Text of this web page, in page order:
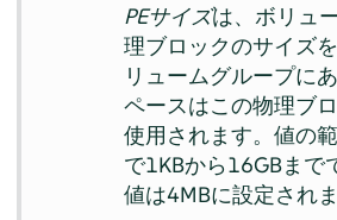
PEサイズは、ボリュ
理ブロックのサイズ
リュームグループに
ペースはこの物理ブ
使用されます。値の
で1KBから16GBまで
値は4MBに設定されま